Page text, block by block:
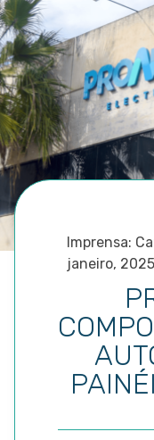
Imprensa:
janeiro, 2025